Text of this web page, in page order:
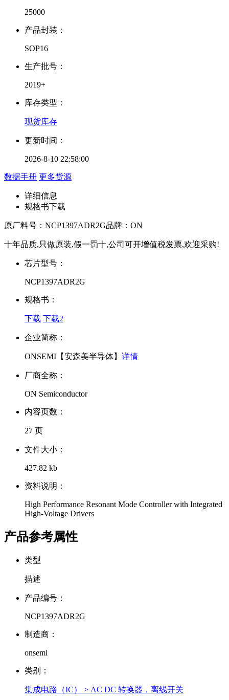
25000
产品封装：
SOP16
生产批号：
2019+
库存类型：
现货库存
更新时间：
2026-8-10 22:58:00
数据手册 更多货源
详细信息
规格书下载
原厂料号： NCP1397ADR2G品牌： ON
十年品质,只做原装,假一罚十,公司可开增值税发票,欢迎采购!
芯片型号：
NCP1397ADR2G
规格书：
下载 下载2
企业简称：
ONSEMI【安森美半导体】 详情
厂商全称：
ON Semiconductor
内容页数：
27 页
文件大小：
427.82 kb
资料说明：
High Performance Resonant Mode Controller with Integrated
High-Voltage Drivers
产品参考属性
类型
描述
产品编号：
NCP1397ADR2G
制造商：
onsemi
类别：
集成电路（IC） > AC DC 转换器，离线开关